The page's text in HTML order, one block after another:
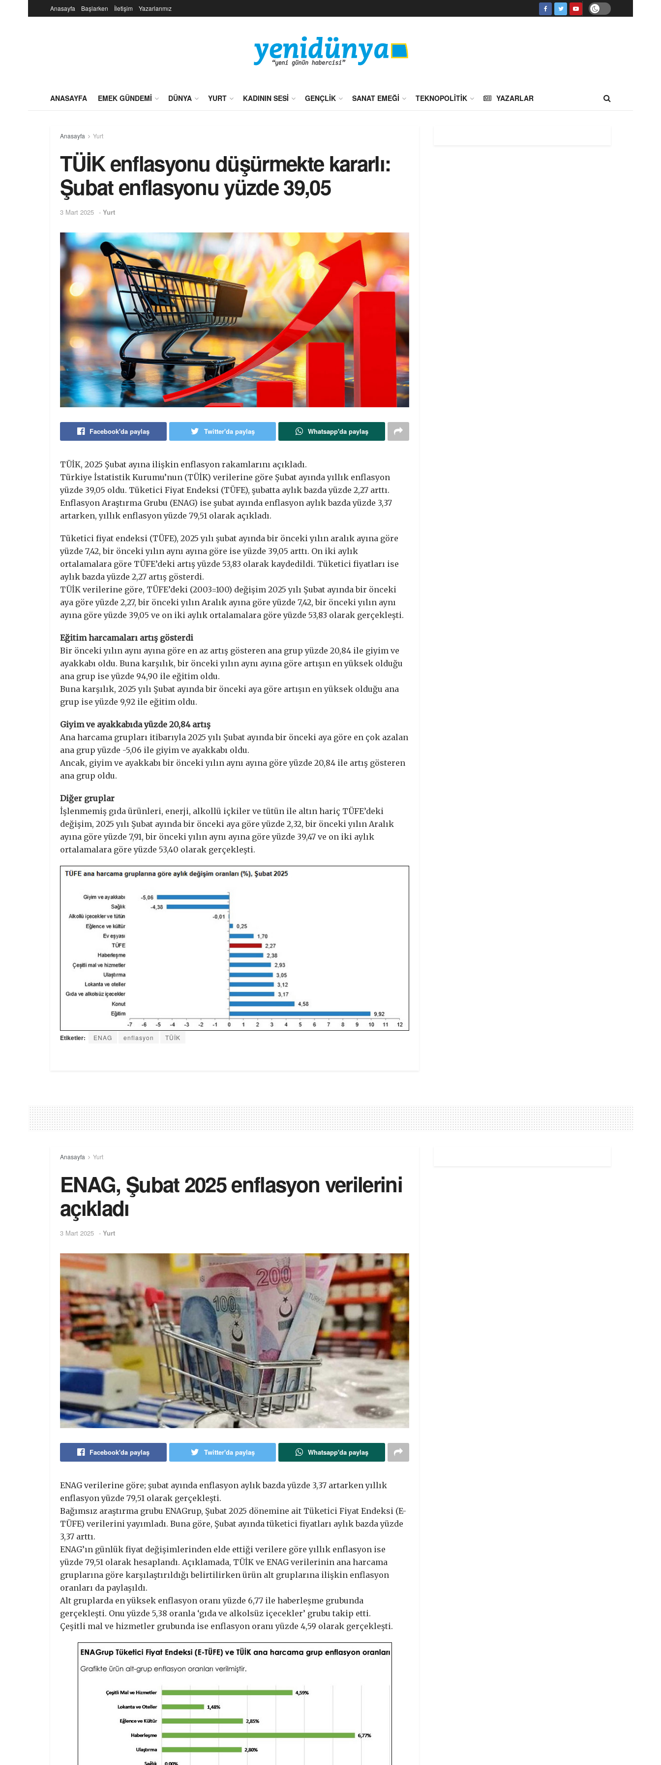
Anasayfa Başlarken İletişim Yazarlarımız
ANASAYFA EMEK GÜNDEMI DÜNYA YURT KADININ SESI GENÇLIK SANAT EMEĞI TEKNOPOLITIK YAZARLAR
Anasayfa Yurt
TÜİK enflasyonu düşürmekte kararlı:
Şubat enflasyonu yüzde 39,05
3 Mart 2025 - Yurt
Facebook'da paylaş Twitter'da paylaş Whatsapp'da paylaş
TÜİK, 2025 Şubat ayına ilişkin enflasyon rakamlarını açıkladı.
Türkiye İstatistik Kurumu’nun (TÜİK) verilerine göre Şubat ayında yıllık enflasyon
yüzde 39,05 oldu. Tüketici Fiyat Endeksi (TÜFE), şubatta aylık bazda yüzde 2,27 arttı.
Enflasyon Araştırma Grubu (ENAG) ise şubat ayında enflasyon aylık bazda yüzde 3,37
artarken, yıllık enflasyon yüzde 79,51 olarak açıkladı.
Tüketici fiyat endeksi (TÜFE), 2025 yılı şubat ayında bir önceki yılın aralık ayına göre
yüzde 7,42, bir önceki yılın aynı ayına göre ise yüzde 39,05 arttı. On iki aylık
ortalamalara göre TÜFE’deki artış yüzde 53,83 olarak kaydedildi. Tüketici fiyatları ise
aylık bazda yüzde 2,27 artış gösterdi.
TÜİK verilerine göre, TÜFE’deki (2003=100) değişim 2025 yılı Şubat ayında bir önceki
aya göre yüzde 2,27, bir önceki yılın Aralık ayına göre yüzde 7,42, bir önceki yılın aynı
ayına göre yüzde 39,05 ve on iki aylık ortalamalara göre yüzde 53,83 olarak gerçekleşti.
Eğitim harcamaları artış gösterdi
Bir önceki yılın aynı ayına göre en az artış gösteren ana grup yüzde 20,84 ile giyim ve
ayakkabı oldu. Buna karşılık, bir önceki yılın aynı ayına göre artışın en yüksek olduğu
ana grup ise yüzde 94,90 ile eğitim oldu.
Buna karşılık, 2025 yılı Şubat ayında bir önceki aya göre artışın en yüksek olduğu ana
grup ise yüzde 9,92 ile eğitim oldu.
Giyim ve ayakkabıda yüzde 20,84 artış
Ana harcama grupları itibarıyla 2025 yılı Şubat ayında bir önceki aya göre en çok azalan
ana grup yüzde -5,06 ile giyim ve ayakkabı oldu.
Ancak, giyim ve ayakkabı bir önceki yılın aynı ayına göre yüzde 20,84 ile artış gösteren
ana grup oldu.
Diğer gruplar
İşlenmemiş gıda ürünleri, enerji, alkollü içkiler ve tütün ile altın hariç TÜFE’deki
değişim, 2025 yılı Şubat ayında bir önceki aya göre yüzde 2,32, bir önceki yılın Aralık
ayına göre yüzde 7,91, bir önceki yılın aynı ayına göre yüzde 39,47 ve on iki aylık
ortalamalara göre yüzde 53,40 olarak gerçekleşti.
Etiketler: ENAG enflasyon TÜİK
Anasayfa Yurt
ENAG, Şubat 2025 enflasyon verilerini
açıkladı
3 Mart 2025 - Yurt
Facebook'da paylaş Twitter'da paylaş Whatsapp'da paylaş
ENAG verilerine göre; şubat ayında enflasyon aylık bazda yüzde 3,37 artarken yıllık
enflasyon yüzde 79,51 olarak gerçekleşti.
Bağımsız araştırma grubu ENAGrup, Şubat 2025 dönemine ait Tüketici Fiyat Endeksi (E-
TÜFE) verilerini yayımladı. Buna göre, Şubat ayında tüketici fiyatları aylık bazda yüzde
3,37 arttı.
ENAG’ın günlük fiyat değişimlerinden elde ettiği verilere göre yıllık enflasyon ise
yüzde 79,51 olarak hesaplandı. Açıklamada, TÜİK ve ENAG verilerinin ana harcama
gruplarına göre karşılaştırıldığı belirtilirken ürün alt gruplarına ilişkin enflasyon
oranları da paylaşıldı.
Alt gruplarda en yüksek enflasyon oranı yüzde 6,77 ile haberleşme grubunda
gerçekleşti. Onu yüzde 5,38 oranla ‘gıda ve alkolsüz içecekler’ grubu takip etti.
Çeşitli mal ve hizmetler grubunda ise enflasyon oranı yüzde 4,59 olarak gerçekleşti.